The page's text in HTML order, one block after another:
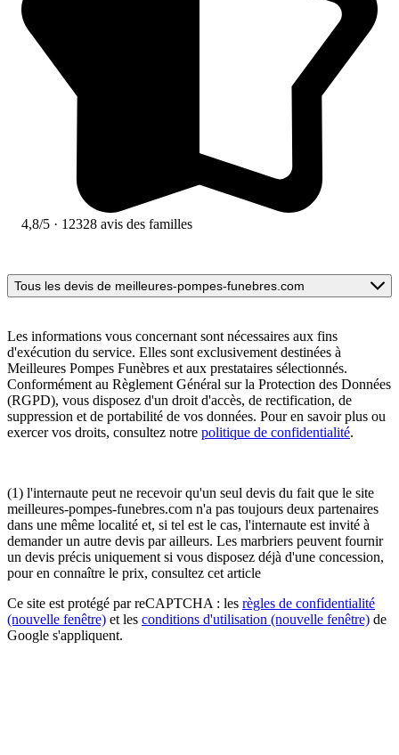
4,8/5 · 12328 avis des familles
Tous les devis de meilleures-pompes-funebres.com
Les informations vous concernant sont nécessaires aux fins
d'exécution du service. Elles sont exclusivement destinées à
Meilleures Pompes Funèbres et aux prestataires sélectionnés.
Conformément au Règlement Général sur la Protection des Données
(RGPD), vous disposez d'un droit d'accès, de rectification, de
suppression et de portabilité de vos données. Pour en savoir plus ou
exercer vos droits, consultez notre politique de confidentialité.
(1) l'internaute peut ne recevoir qu'un seul devis du fait que le site
meilleures-pompes-funebres.com n'a pas toujours deux partenaires
dans une même localité et, si tel est le cas, l'internaute est invité à
demander un autre devis par ailleurs. Les marbriers peuvent fournir
un devis précis uniquement si vous disposez déjà d'une concession,
pour en connaître le prix, consultez cet article
Ce site est protégé par reCAPTCHA : les règles de confidentialité
(nouvelle fenêtre) et les conditions d'utilisation (nouvelle fenêtre) de
Google s'appliquent.